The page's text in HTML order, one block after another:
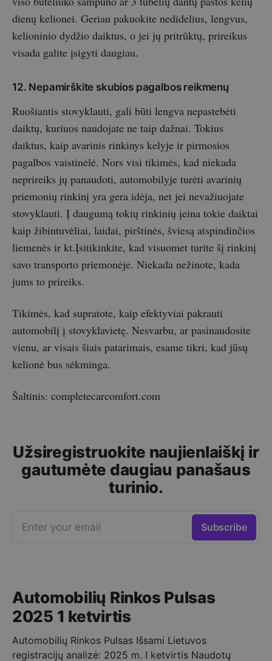
dienų kelionei. Geriau pakuokite nedidelius, lengvus,
kelioninio dydžio daiktus, o jei jų pritrūktų, prireikus
visada galite įsigyti daugiau.
12. Nepamirškite skubios pagalbos reikmenų
Ruošiantis stovyklauti, gali būti lengva nepastebėti
daiktų, kuriuos naudojate ne taip dažnai. Tokius
daiktus, kaip avarinis rinkinys kelyje ir pirmosios
pagalbos vaistinėlė. Nors visi tikimės, kad niekada
neprireiks jų panaudoti, automobilyje turėti avarinių
priemonių rinkinį yra gera idėja, net jei nevažiuojate
stovyklauti. Į daugumą tokių rinkinių įeina tokie daiktai
kaip žibintuvėliai, laidai, pirštinės, šviesą atspindinčios
liemenės ir kt.Įsitikinkite, kad visuomet turite šį rinkinį
savo transporto priemonėje. Niekada nežinote, kada
jums to prireiks.
Tikimės, kad supratote, kaip efektyviai pakrauti
automobilį į stovyklavietę. Nesvarbu, ar pasinaudosite
vienu, ar visais šiais patarimais, esame tikri, kad jūsų
kelionė bus sėkminga.
Šaltinis: completecarcomfort.com
Užsiregistruokite naujienlaiškį ir
gautumėte daugiau panašaus
turinio.
Enter your email Subscribe
Automobilių Rinkos Pulsas
2025 1 ketvirtis
Automobilių Rinkos Pulsas Išsami Lietuvos
registracijų analizė: 2025 m. I ketvirtis Naudotų